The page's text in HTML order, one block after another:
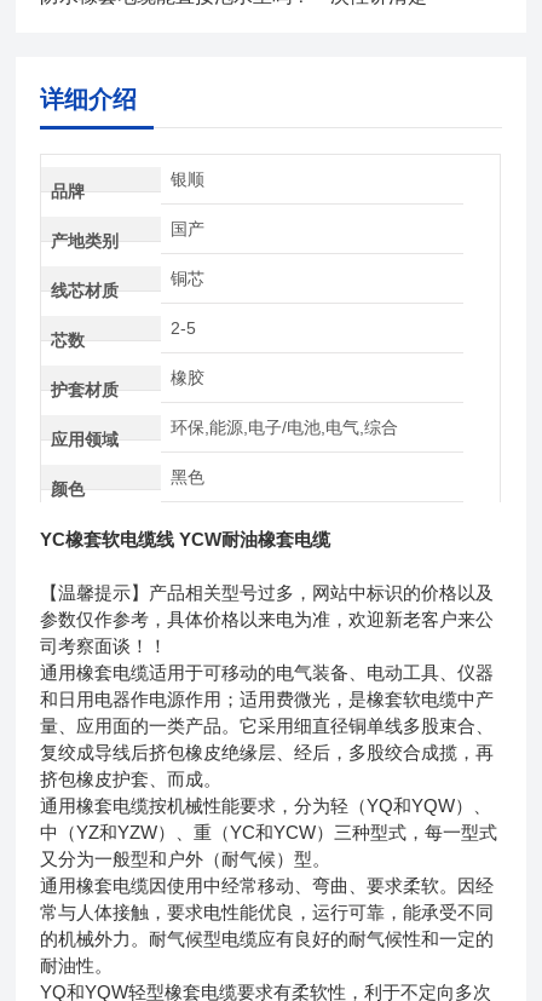
详细介绍
品牌
银顺
产地类别
国产
线芯材质
铜芯
芯数
2-5
护套材质
橡胶
应用领域
环保,能源,电子/电池,电气,综合
颜色
黑色
YC橡套软电缆线 YCW耐油橡套电缆
【温馨提示】产品相关型号过多，网站中标识的价格以及
参数仅作参考，具体价格以来电为准，欢迎新老客户来公
司考察面谈！！
通用橡套电缆适用于可移动的电气装备、电动工具、仪器
和日用电器作电源作用；适用费微光，是橡套软电缆中产
量、应用面的一类产品。它采用细直径铜单线多股束合、
复绞成导线后挤包橡皮绝缘层、经后，多股绞合成揽，再
挤包橡皮护套、而成。
通用橡套电缆按机械性能要求，分为轻（YQ和YQW）、
中（YZ和YZW）、重（YC和YCW）三种型式，每一型式
又分为一般型和户外（耐气候）型。
通用橡套电缆因使用中经常移动、弯曲、要求柔软。因经
常与人体接触，要求电性能优良，运行可靠，能承受不同
的机械外力。耐气候型电缆应有良好的耐气候性和一定的
耐油性。
YQ和YQW轻型橡套电缆要求有柔软性，利于不定向多次